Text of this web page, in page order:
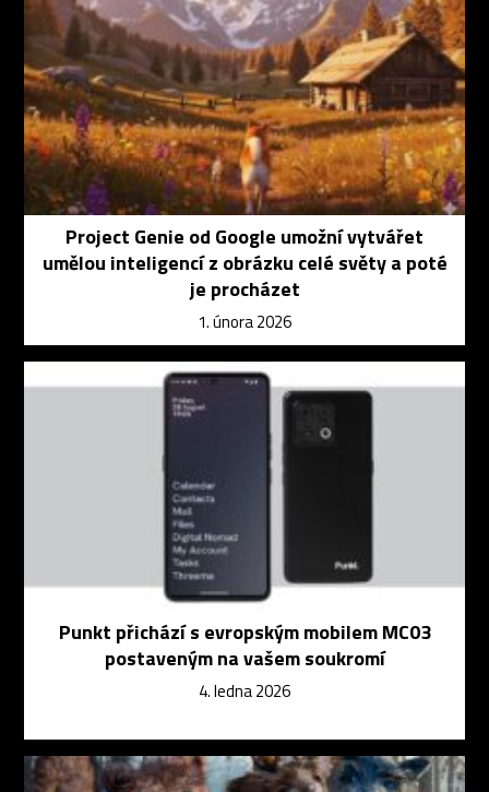
Project Genie od Google umožní vytvářet
umělou inteligencí z obrázku celé světy a poté
je procházet
1. února 2026
Punkt přichází s evropským mobilem MC03
postaveným na vašem soukromí
4. ledna 2026